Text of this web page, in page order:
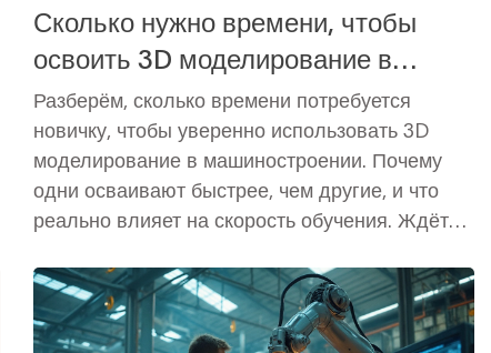
Сколько нужно времени, чтобы
освоить 3D моделирование в
машиностроении
Разберём, сколько времени потребуется
новичку, чтобы уверенно использовать 3D
моделирование в машиностроении. Почему
одни осваивают быстрее, чем другие, и что
реально влияет на скорость обучения. Ждёт
получить базовые навыки уже через пару
месяцев? Какие ошибки тормозят процесс и
как обойти стандартные ловушки. Будет